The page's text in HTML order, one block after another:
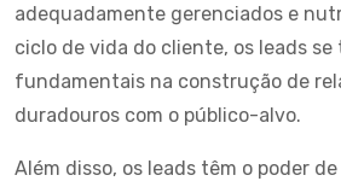
adequadamente gerenciados e
ciclo de vida do cliente, os leads
fundamentais na construção de
duradouros com o público-alvo.
Além disso, os leads têm o poder